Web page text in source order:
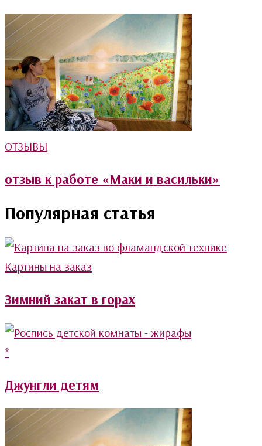
ОТЗЫВЫ
отзыв к работе «Маки и васильки»
Популярная статья
Картины на заказ
Зимний закат в горах
*
Джунгли детям